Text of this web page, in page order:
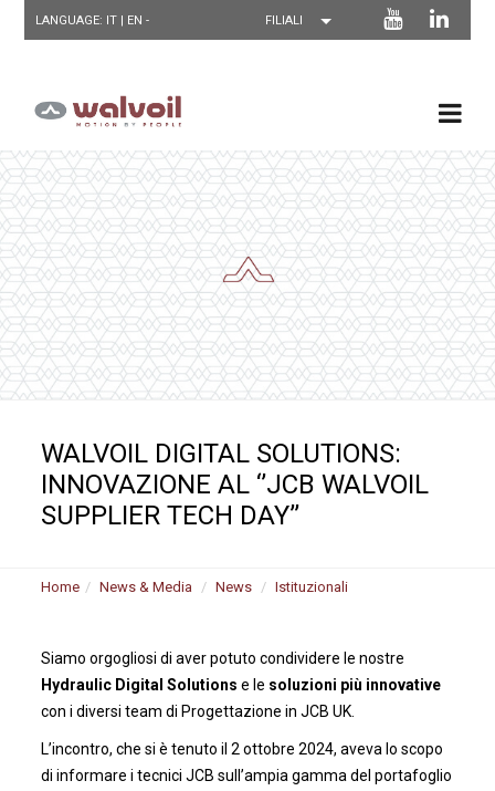
LANGUAGE: IT | EN-
WALVOIL DIGITAL SOLUTIONS:
INNOVAZIONE AL ‘’JCB WALVOIL
SUPPLIER TECH DAY’’
Home News & Media News Istituzionali
Siamo orgogliosi di aver potuto condividere le nostre
Hydraulic Digital Solutions e le soluzioni più innovative
con i diversi team di Progettazione in JCB UK.
L’incontro, che si è tenuto il 2 ottobre 2024, aveva lo scopo
di informare i tecnici JCB sull’ampia gamma del portafoglio